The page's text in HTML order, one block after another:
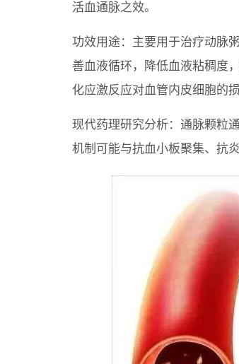
活血通脉之效。
功效用途：主要用于治疗动脉
善血液循环，降低血液粘稠度
化应激反应对血管内皮细胞的损
现代药理研究分析：通脉颗粒
机制可能与抗血小板聚集、抗